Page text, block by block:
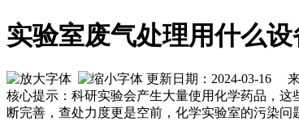
实验室废气处理用什么设
更新日期：2024-03-16 来
核心提示：科研实验会产生大量使用化学药品，
断完善，查处力度更是空前，化学实验室的污染